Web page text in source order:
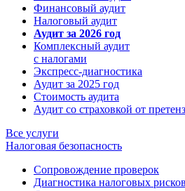
Финансовый аудит
Налоговый аудит
Аудит за 2026 год
Комплексный аудит
с налогами
Экспресс-диагностика
Аудит за 2025 год
Стоимость аудита
Аудит со страховкой от
Все услуги
Налоговая безопасность
Сопровождение проверок
Диагностика налоговых рисков